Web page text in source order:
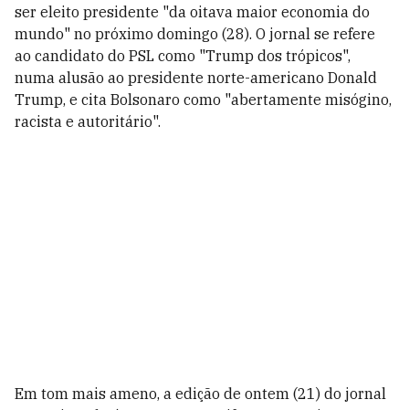
ser eleito presidente "da oitava maior economia do
mundo" no próximo domingo (28). O jornal se refere
ao candidato do PSL como "Trump dos trópicos",
numa alusão ao presidente norte-americano Donald
Trump, e cita Bolsonaro como "abertamente misógino,
racista e autoritário".
Em tom mais ameno, a edição de ontem (21) do jornal